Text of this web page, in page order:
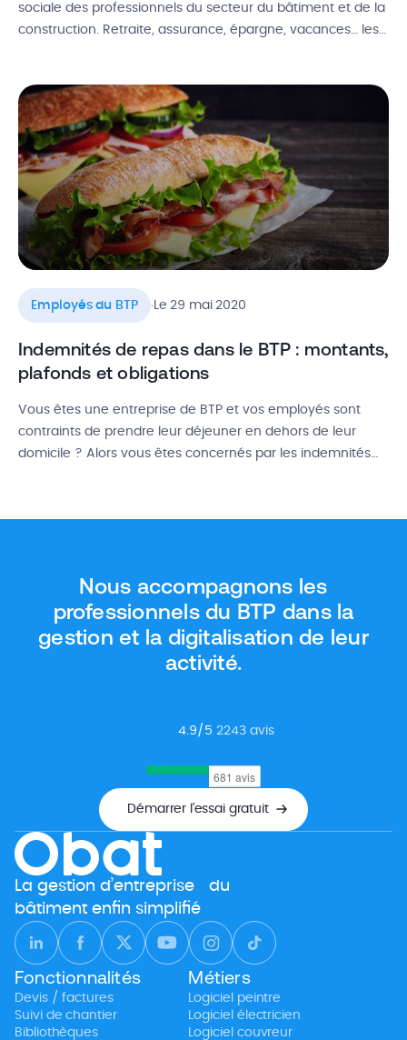
sociale des professionnels du secteur du bâtiment et de la
construction. Retraite, assurance, épargne, vacances… les
eux, la mutuelle PRO BTP assure une couverture santé à
laquelle il est […]
Employés du BTP .Le 29 mai 2020
Indemnités de repas dans le BTP : montants,
plafonds et obligations
Vous êtes une entreprise de BTP et vos employés sont
contraints de prendre leur déjeuner en dehors de leur
domicile ? Alors vous êtes concernés par les indemnités
prime de panier repas dans le BTP n’est […]
Nous accompagnons les
professionnels du BTP dans la
gestion et la digitalisation de leur
activité.
4.9/5 2243 avis
Démarrer l’essai gratuit
La gestion d’entreprise du
bâtiment enfin simplifié
Fonctionnalités
Devis / factures
Suivi de chantier
Bibliothèques
Métiers
Logiciel peintre
Logiciel électricien
Logiciel couvreur